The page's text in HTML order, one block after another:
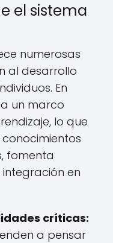
el sistema
numerosas
al desarrollo
En
un marco
lo que
fomenta
en
críticas:
a pensar